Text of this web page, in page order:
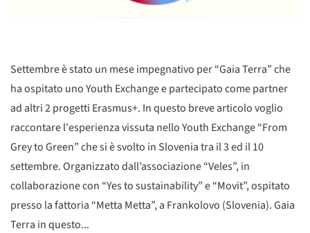
Settembre è stato un mese impegnativo per “Gaia Terra” che
ha ospitato uno Youth Exchange e partecipato come partner
ad altri 2 progetti Erasmus+. In questo breve articolo voglio
raccontare l'esperienza vissuta nello Youth Exchange “From
Grey to Green” che si è svolto in Slovenia tra il 3 ed il 10
settembre. Organizzato dall’associazione “Veles”, in
collaborazione con “Yes to sustainability” e “Movit”, ospitato
presso la fattoria “Metta Metta”, a Frankolovo (Slovenia). Gaia
Terra in questo...